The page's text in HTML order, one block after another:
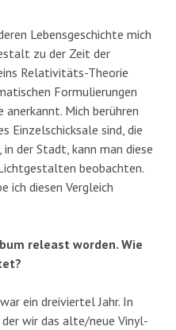
Lebensgeschichte mich
zu der Zeit der
Relativitäts-Theorie
Formulierungen
Mich berühren
Einzelschicksale sind, die
der Stadt, kann man diese
beobachten.
ich diesen Vergleich
releast worden. Wie
ein dreiviertel Jahr. In
wir das alte/neue Vinyl-